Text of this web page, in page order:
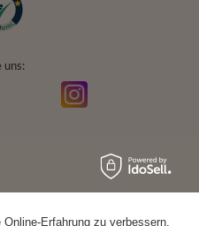
uns:
Erfahrung zu verbessern,